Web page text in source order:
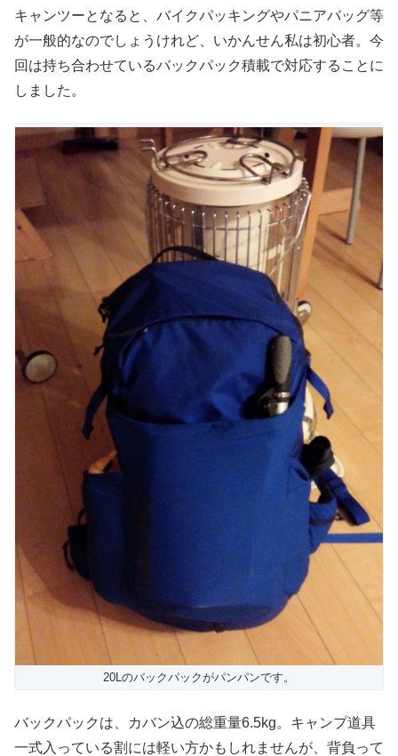
キャンツーとなると、バイクパッキングやパニアバッグ等
が一般的なのでしょうけれど、いかんせん私は初心者。今
回は持ち合わせているバックパック積載で対応することに
しました。
20Lのバックパックがパンパンです。
バックパックは、カバン込の総重量6.5kg。キャンプ道具
一式入っている割には軽い方かもしれませんが、背負って